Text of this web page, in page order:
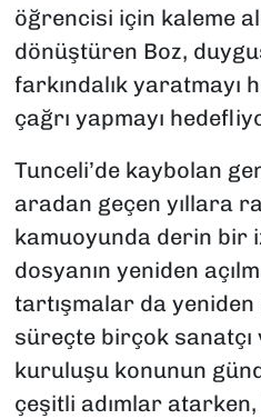
öğrencisi için kaleme
dönüştüren Boz,
farkındalık yaratmayı
çağrı yapmayı
Tunceli’de kaybolan
aradan geçen yıllara
kamuoyunda derin bir
dosyanın yeniden
tartışmalar da yeniden
süreçte birçok sanatçı
kuruluşu konunun
çeşitli adımlar